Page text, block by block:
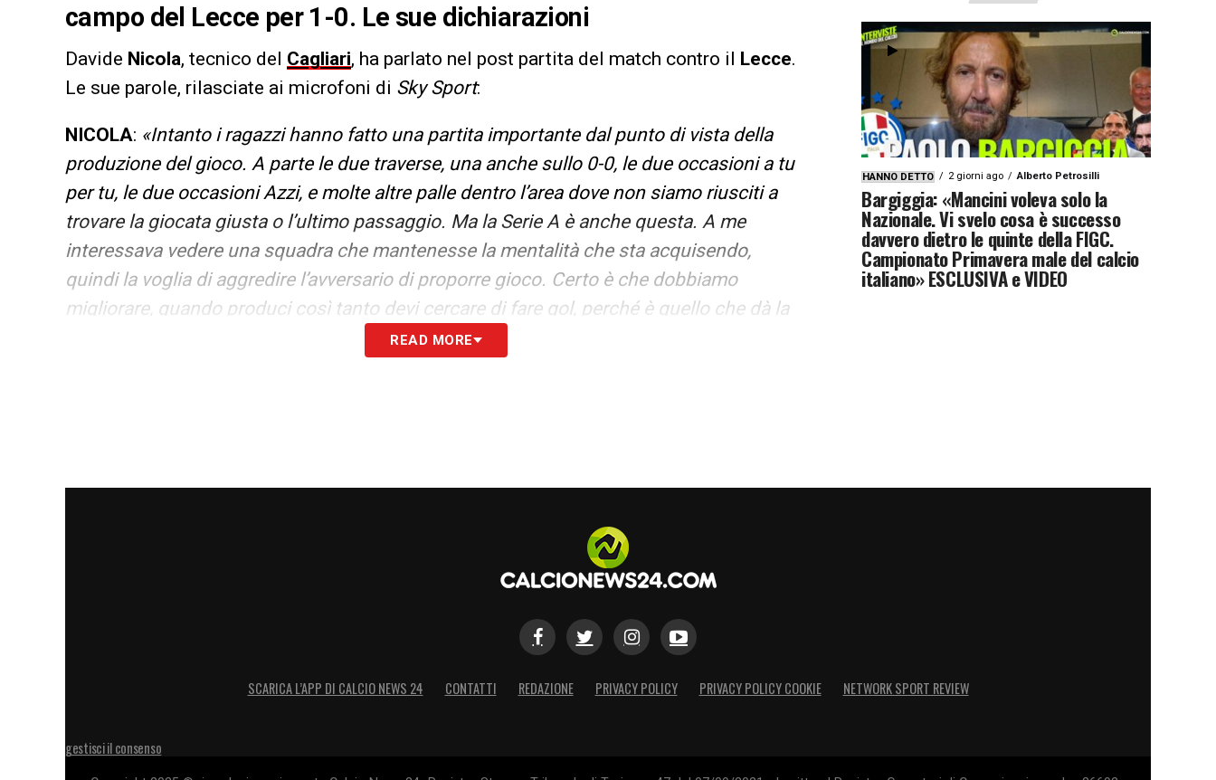
campo del Lecce per 1-0. Le sue dichiarazioni
Davide Nicola, tecnico del Cagliari, ha parlato nel post partita del match contro il Lecce.
Le sue parole, rilasciate ai microfoni di Sky Sport:
NICOLA: «Intanto i ragazzi hanno fatto una partita importante dal punto di vista della
produzione del gioco. A parte le due traverse, una anche sullo 0-0, le due occasioni a tu
per tu, le due occasioni Azzi, e molte altre palle dentro l’area dove non siamo riusciti a
trovare la giocata giusta o l’ultimo passaggio. Ma la Serie A è anche questa. A me
interessava vedere una squadra che mantenesse la mentalità che sta acquisendo,
quindi la voglia di aggredire l’avversario di proporre gioco. Certo è che dobbiamo
migliorare, quando produci così tanto devi cercare di fare gol, perché è quello che dà la
dimensione esatta di quello che fai. Dall’altra parte stare un po’ più attenti sui calci
READ MORE
HANNO DETTO 2 giorni ago Alberto Petrosilli
Bargiggia: «Mancini voleva solo la
Nazionale. Vi svelo cosa è successo
davvero dietro le quinte della FIGC.
Campionato Primavera male del calcio
italiano» ESCLUSIVA e VIDEO
SCARICA L’APP DI CALCIO NEWS 24 CONTATTI REDAZIONE PRIVACY POLICY PRIVACY POLICY COOKIE NETWORK SPORT REVIEW
gestisci il consenso